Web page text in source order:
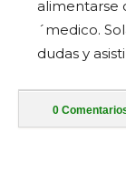
alimentarse
´medico.
dudas y
0